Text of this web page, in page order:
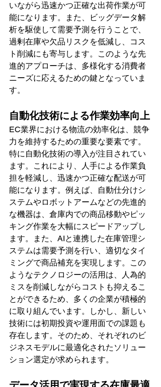
いながら迅速かつ正確な出荷作業が可
能になります。また、ビッグデータ解
析を駆使して需要予測を行うことで、
過剰在庫や欠品リスクを低減し、コス
ト削減にも寄与します。このような先
進的アプローチは、多様化する消費者
ニーズに応えるための鍵となっていま
す。
自動化技術による作業効率向上
EC業界における物流の効率化は、競争
力を維持するための重要な要素です。
特に自動化技術の導入が注目されてい
ます。これにより、人手による作業負
担を軽減し、迅速かつ正確な配送が可
能になります。例えば、自動仕分けシ
ステムやロボットアームなどの先進的
な機器は、倉庫内での商品移動やピッ
キング作業を大幅にスピードアップし
ます。また、AIと連携した在庫管理シ
ステムは需要予測を行い、適切なタイ
ミングで商品補充を実現します。この
ようなテクノロジーの活用は、人為的
ミスを削減しながらコストも抑えるこ
とができるため、多くの企業が積極的
に取り組んでいます。しかし、新しい
技術には初期投資や運用面での課題も
存在します。そのため、それぞれのビ
ジネスモデルに最適化されたソリュー
ション選定が求められます。